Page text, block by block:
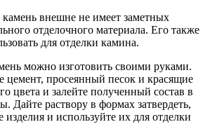
внешне не имеет заметных
отделочного материала. Его также
для отделки камина.
можно изготовить своими руками.
цемент, просеянный песок и красящие
цвета и залейте полученный состав в
Дайте раствору в формах затвердеть,
и используйте их для отделки